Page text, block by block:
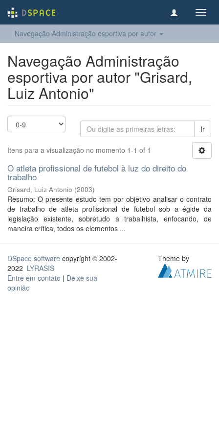
Navegação Administração esportiva por autor
Navegação Administração
esportiva por autor "Grisard,
Luiz Antonio"
Ir
Itens para a visualização no momento 1-1 of 1
O atleta profissional de futebol à luz do direito do
trabalho
Grisard, Luiz Antonio (2003)
Resumo: O presente estudo tem por objetivo analisar o contrato
de trabalho de atleta profissional de futebol sob a égide da
legislação existente, sobretudo a trabalhista, enfocando, de
maneira crítica, todos os elementos ...
DSpace software copyright © 2002-
2022 LYRASIS
Entre em contato | Deixe sua
opinião
Theme by